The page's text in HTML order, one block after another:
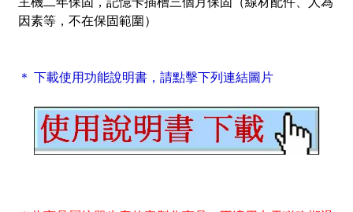
因素等，不在保固範圍）
＊ 下載使用功能說明書，請點擊下列連結圖片